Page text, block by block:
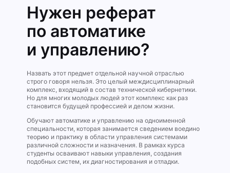
Нужен реферат
по автоматике
и управлению?
Назвать этот предмет отдельной научной отраслью
строго говоря нельзя. Это целый междисциплинарный
комплекс, входящий в состав технической кибернетики.
Но для многих молодых людей этот комплекс как раз
становится будущей профессией и делом жизни.
Обучают автоматике и управлению на одноименной
специальности, которая занимается сведением воедино
теорию и практику в области управления системами
различной сложности и назначения. В рамках курса
студенты осваивают навыки управления, создания
подобных систем, их диагностирования и отладки.